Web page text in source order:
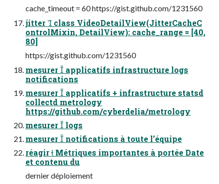
cache_timeout = 60 https://gist.github.com/1231560
jitter  class VideoDetailView(JitterCacheC
ontrolMixin, DetailView): cache_range = [40,
80]
https://gist.github.com/1231560
mesurer  applicatifs infrastructure logs
notifications
mesurer  applicatifs + infrastructure statsd
collectd metrology
https://github.com/cyberdelia/metrology
mesurer  logs
mesurer  notifications à toute l’équipe
réagir  Métriques importantes à portée Date
et contenu du
dernier déploiement